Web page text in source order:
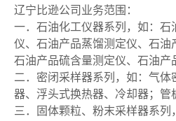
辽宁比逊公司业务范围：
一．石油化工仪器系列，如：
仪、石油产品蒸馏测定仪、石
石油产品硫含量测定仪、石油
二．密闭采样器系列，如：气
器、浮头式换热器、冷却器；管
三．固体颗粒、粉末采样器系